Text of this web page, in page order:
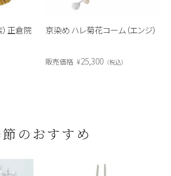
正倉院 京染め ハレ菊花コーム（エンジ）
販売価格 ¥25,300 税込
のおすすめ